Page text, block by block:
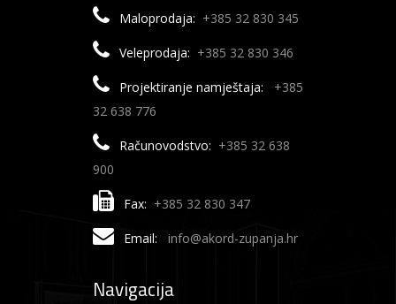
Maloprodaja: +385 32 830 345
Veleprodaja: +385 32 830 346
Projektiranje namještaja:
+385
32 638 776
Računovodstvo: +385 32 638
900
Fax: +385 32 830 347
Email: info@akord-zupanja.hr
Navigacija